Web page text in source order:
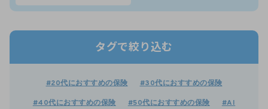
タグで絞り込む
#20代におすすめの保険 #30代におすすめの保険
#40代におすすめの保険 #50代におすすめの保険 #AI